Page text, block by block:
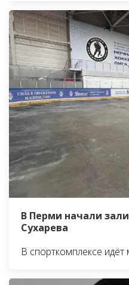
В Перми начали
Сухарева
В спорткомплексе